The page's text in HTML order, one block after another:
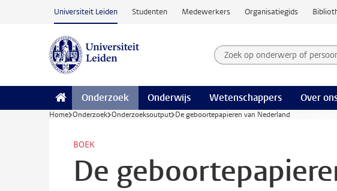
Ga naar hoofdinhoud
Universiteit Leiden Studenten Medewerkers Organisatiegids
Zoek op onderwerp of
Zoekterm
Onderzoek Onderwijs Wetenschappers Over
Home Onderzoek Onderzoeksoutput De geboortepapieren van Nederland
BOEK
De